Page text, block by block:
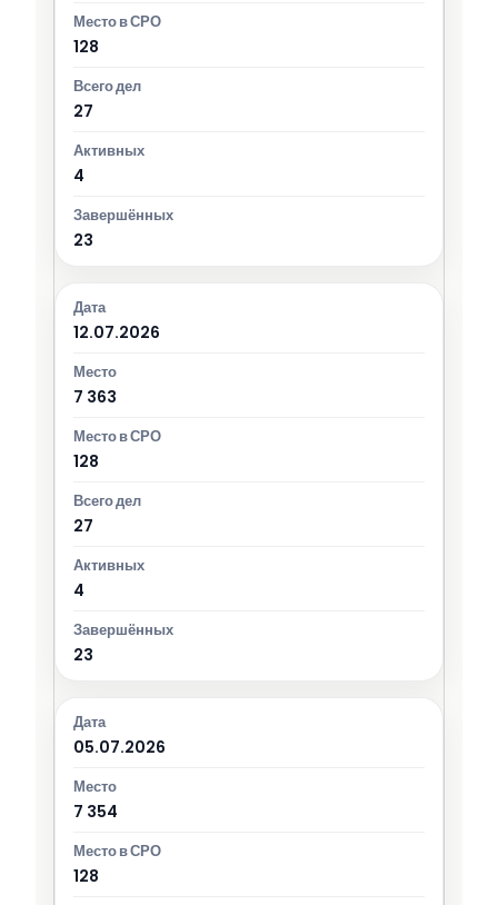
128
27
4
23
12.07.2026
7 363
128
27
4
23
05.07.2026
7 354
128